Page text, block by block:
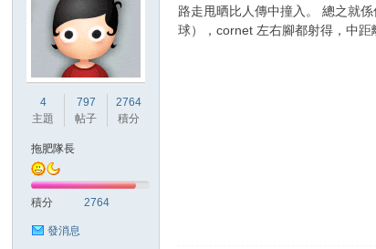
4
主題
797
帖子
2764
積分
拖肥隊長
積分 2764
發消息
路走甩晒比人傳中撞入。 總之就
球），cornet 左右腳都射得，中